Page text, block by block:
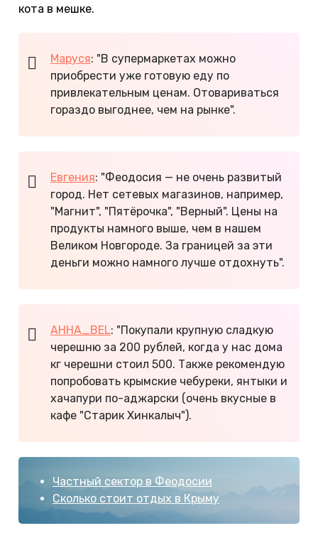
кота в мешке.
Маруся: "В супермаркетах можно
приобрести уже готовую еду по
привлекательным ценам. Отовариваться
гораздо выгоднее, чем на рынке".
Евгения: "Феодосия — не очень развитый
город. Нет сетевых магазинов, например,
"Магнит", "Пятёрочка", "Верный". Цены на
продукты намного выше, чем в нашем
Великом Новгороде. За границей за эти
деньги можно намного лучше отдохнуть".
AHHA_BEL: "Покупали крупную сладкую
черешню за 200 рублей, когда у нас дома
кг черешни стоил 500. Также рекомендую
попробовать крымские чебуреки, янтыки и
хачапури по-аджарски (очень вкусные в
кафе "Старик Хинкалыч").
Частный сектор в Феодосии
Сколько стоит отдых в Крыму